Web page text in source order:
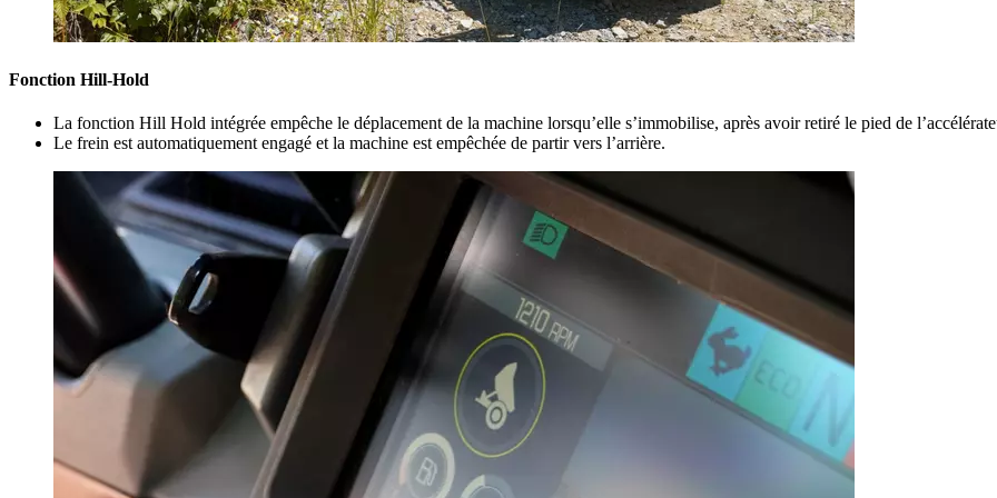
Fonction Hill-Hold
La fonction Hill Hold intégrée empêche le déplacement de la machine lorsqu’elle s’immobilise, après avoir retiré le pied de
Le frein est automatiquement engagé et la machine est empêchée de partir vers l’arrière.